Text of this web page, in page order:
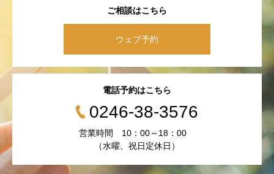
ご相談はこちら
ウェブ予約
電話予約はこちら
0246-38-3576
営業時間 10：00～18：00
（水曜、祝日定休日）